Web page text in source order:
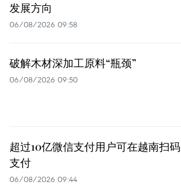
发展方向
06/08/2026 09:58
破解木材深加工原料“瓶颈”
06/08/2026 09:50
超过10亿微信支付用户可在越南扫码
支付
06/08/2026 09:44